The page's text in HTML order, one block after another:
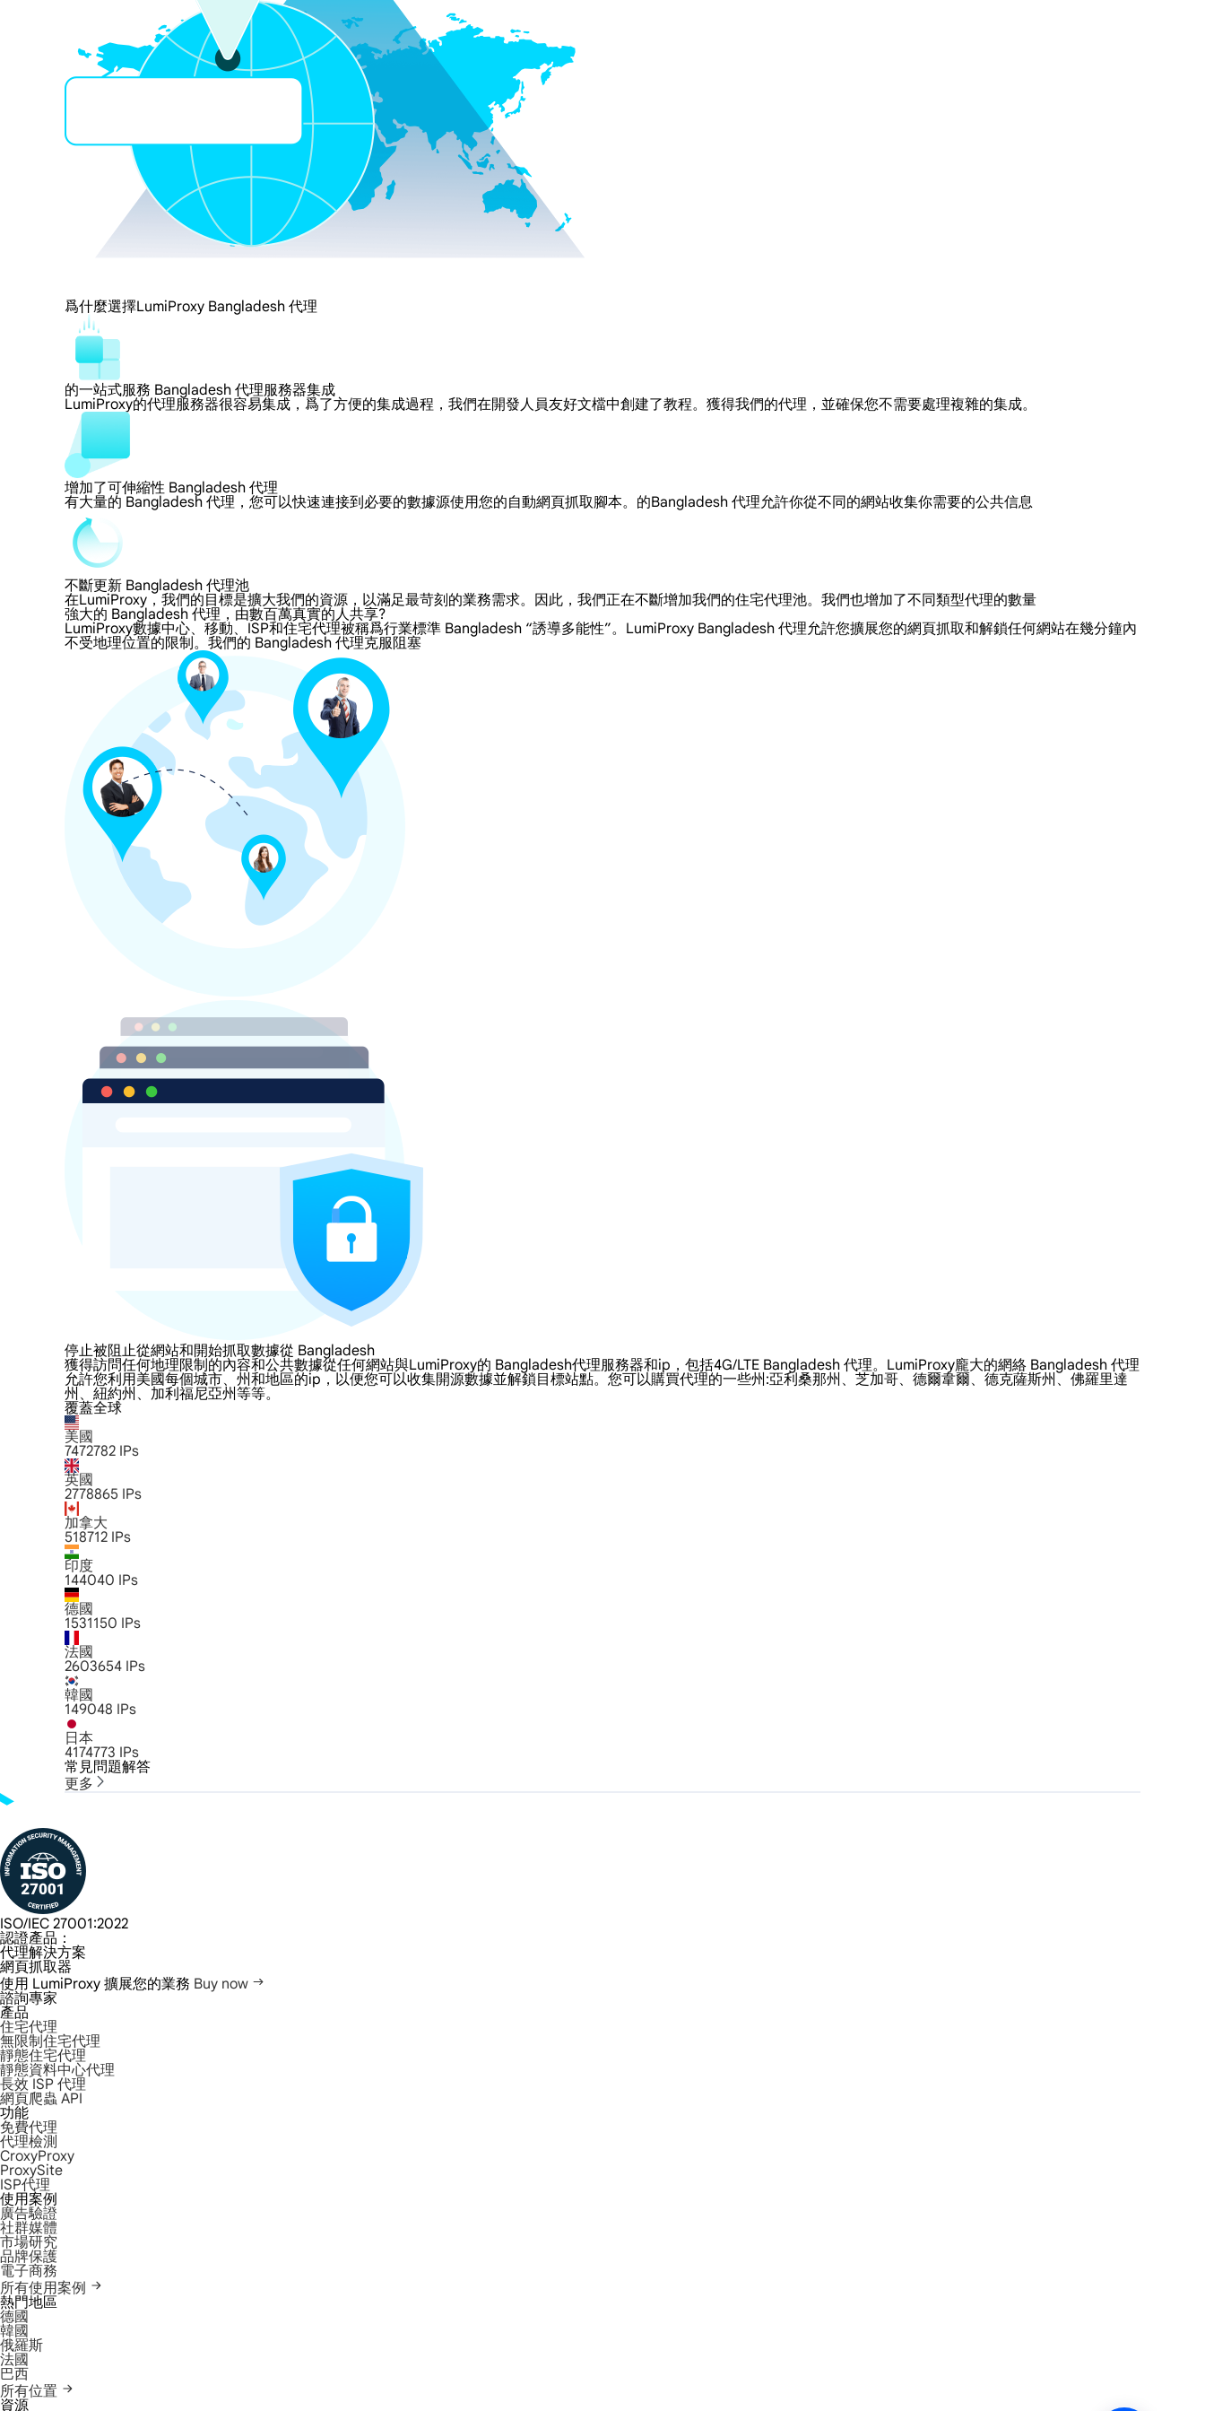
爲什麼選擇LumiProxy Bangladesh 代理
的一站式服務 Bangladesh 代理服務器集成
LumiProxy的代理服務器很容易集成，爲了方便的集成過程，我們在開發人員友好文檔中創建了教程。獲得我們的代理，並確保您不需要處理複雜的集成。
增加了可伸縮性 Bangladesh 代理
有大量的 Bangladesh 代理，您可以快速連接到必要的數據源使用您的自動網頁抓取腳本。的Bangladesh 代理允許你從不同的網站收集你需要的公共信息
不斷更新 Bangladesh 代理池
在LumiProxy，我們的目標是擴大我們的資源，以滿足最苛刻的業務需求。因此，我們正在不斷增加我們的住宅代理池。我們也增加了不同類型代理的數量
強大的 Bangladesh 代理，由數百萬真實的人共享?
LumiProxy數據中心、移動、ISP和住宅代理被稱爲行業標準 Bangladesh “誘導多能性”。LumiProxy Bangladesh 代理允許您擴展您的網頁抓取和解鎖任何網站在幾分鐘內
不受地理位置的限制。我們的 Bangladesh 代理克服阻塞
停止被阻止從網站和開始抓取數據從 Bangladesh
獲得訪問任何地理限制的內容和公共數據從任何網站與LumiProxy的 Bangladesh代理服務器和ip，包括4G/LTE Bangladesh 代理。LumiProxy龐大的網絡 Bangladesh 代理
允許您利用美國每個城市、州和地區的ip，以便您可以收集開源數據並解鎖目標站點。您可以購買代理的一些州:亞利桑那州、芝加哥、德爾韋爾、德克薩斯州、佛羅里達
州、紐約州、加利福尼亞州等等。
覆蓋全球
美國
7472782 IPs
英國
2778865 IPs
加拿大
518712 IPs
印度
144040 IPs
德國
1531150 IPs
法國
2603654 IPs
韓國
149048 IPs
日本
4174773 IPs
常見問題解答
更多
ISO/IEC 27001:2022
認證產品：
代理解決方案
網頁抓取器
使用 LumiProxy 擴展您的業務 Buy now
諮詢專家
產品
住宅代理
無限制住宅代理
靜態住宅代理
靜態資料中心代理
長效 ISP 代理
網頁爬蟲 API
功能
免費代理
代理檢測
CroxyProxy
ProxySite
ISP代理
使用案例
廣告驗證
社群媒體
市場研究
品牌保護
電子商務
所有使用案例
熱門地區
德國
韓國
俄羅斯
法國
巴西
所有位置
資源